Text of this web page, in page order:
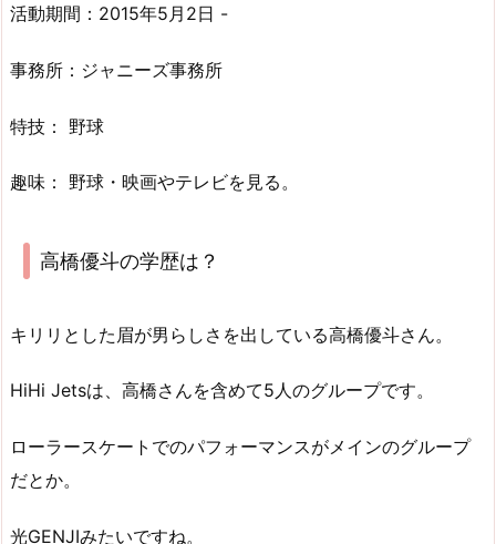
活動期間：2015年5月2日 -
事務所：ジャニーズ事務所
特技： 野球
趣味： 野球・映画やテレビを見る。
高橋優斗の学歴は？
キリリとした眉が男らしさを出している高橋優斗さん。
HiHi Jetsは、高橋さんを含めて5人のグループです。
ローラースケートでのパフォーマンスがメインのグループ
だとか。
光GENJIみたいですね。